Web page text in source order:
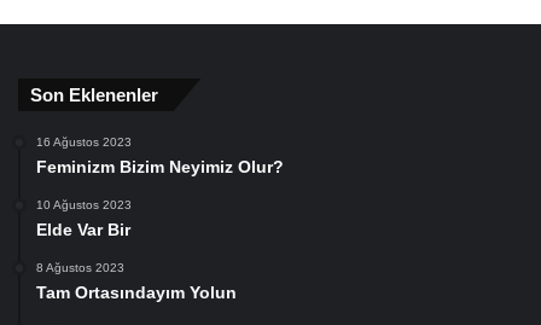
Son Eklenenler
16 Ağustos 2023
Feminizm Bizim Neyimiz Olur?
10 Ağustos 2023
Elde Var Bir
8 Ağustos 2023
Tam Ortasındayım Yolun